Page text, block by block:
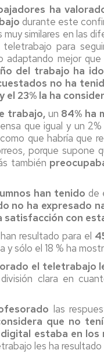
Te
Interesa....
Programa
Mentoring
RPT
Funcionarios/
B
ha
durante este
similares en las
para
adaptando mejor
del trabajo ha
no ha
23% la ha
trabajo,un 84% ha
que igual y un
que habría que
porque supone
también
han tenido de
no ha expresado
satisfacción con
han resultado para el
y sólo el 18 % ha
el teletrabajo
clara en
las
que no
estaba en los
les ha resultado